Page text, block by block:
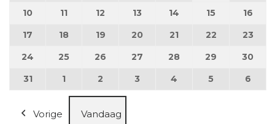
10 10 augustus 2026
11 11 augustus 2026
12 12 augustus 2026
13 13 augustus 2026
14 14 augustus 2026
15 15 16
17 17 augustus 2026
18 18 augustus 2026
19 19 augustus 2026
20 20 augustus 2026
21 21 augustus 2026
22 22 23
24 24 augustus 2026
25 25 augustus 2026
26 26 augustus 2026
27 27 augustus 2026
28 28 augustus 2026
29 29 30
3131 augustus 2026
1 1 september 2026
2 2 september 2026
3 3 september 2026
4 4 september 2026
5 5 6
Vorige Vandaag